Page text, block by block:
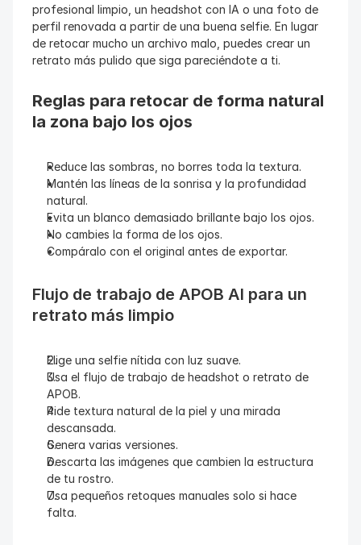
profesional limpio, un headshot con IA o una foto de
perfil renovada a partir de una buena selfie. En lugar
de retocar mucho un archivo malo, puedes crear un
retrato más pulido que siga pareciéndote a ti.
Reglas para retocar de forma natural
la zona bajo los ojos
Reduce las sombras, no borres toda la textura.
Mantén las líneas de la sonrisa y la profundidad
natural.
Evita un blanco demasiado brillante bajo los ojos.
No cambies la forma de los ojos.
Compáralo con el original antes de exportar.
Flujo de trabajo de APOB AI para un
retrato más limpio
Elige una selfie nítida con luz suave.
Usa el flujo de trabajo de headshot o retrato de
APOB.
Pide textura natural de la piel y una mirada
descansada.
Genera varias versiones.
Descarta las imágenes que cambien la estructura
de tu rostro.
Usa pequeños retoques manuales solo si hace
falta.